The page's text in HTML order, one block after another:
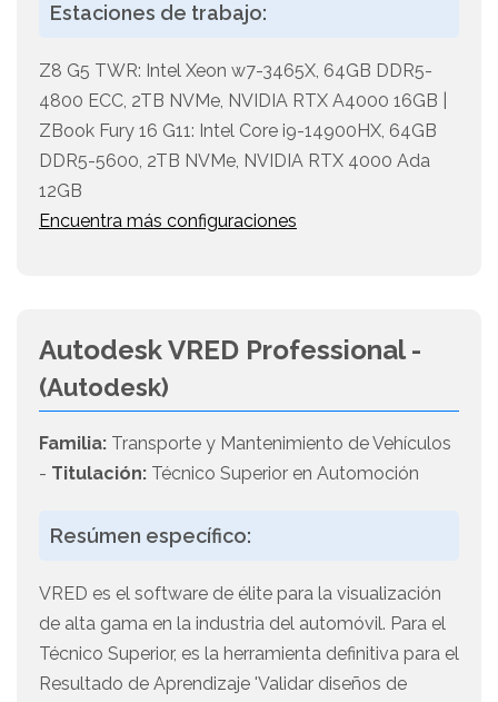
Estaciones de trabajo:
Z8 G5 TWR: Intel Xeon w7-3465X, 64GB DDR5-
4800 ECC, 2TB NVMe, NVIDIA RTX A4000 16GB |
ZBook Fury 16 G11: Intel Core i9-14900HX, 64GB
DDR5-5600, 2TB NVMe, NVIDIA RTX 4000 Ada
12GB
Encuentra más configuraciones
Autodesk VRED Professional -
(Autodesk)
Familia: Transporte y Mantenimiento de Vehículos
- Titulación: Técnico Superior en Automoción
Resúmen específico:
VRED es el software de élite para la visualización
de alta gama en la industria del automóvil. Para el
Técnico Superior, es la herramienta definitiva para el
Resultado de Aprendizaje 'Validar diseños de